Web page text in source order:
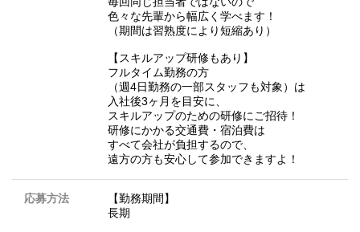
色々な先輩から幅広く学べます！
（期間は習熟度により短縮あり）
【スキルアップ研修もあり】
フルタイム勤務の方
（週4日勤務の一部スタッフも対象）は
入社後3ヶ月を目安に、
スキルアップのための研修にご招待！
研修にかかる交通費・宿泊費は
すべて会社が負担するので、
遠方の方も安心して参加できますよ！
応募方法
【勤務期間】
長期